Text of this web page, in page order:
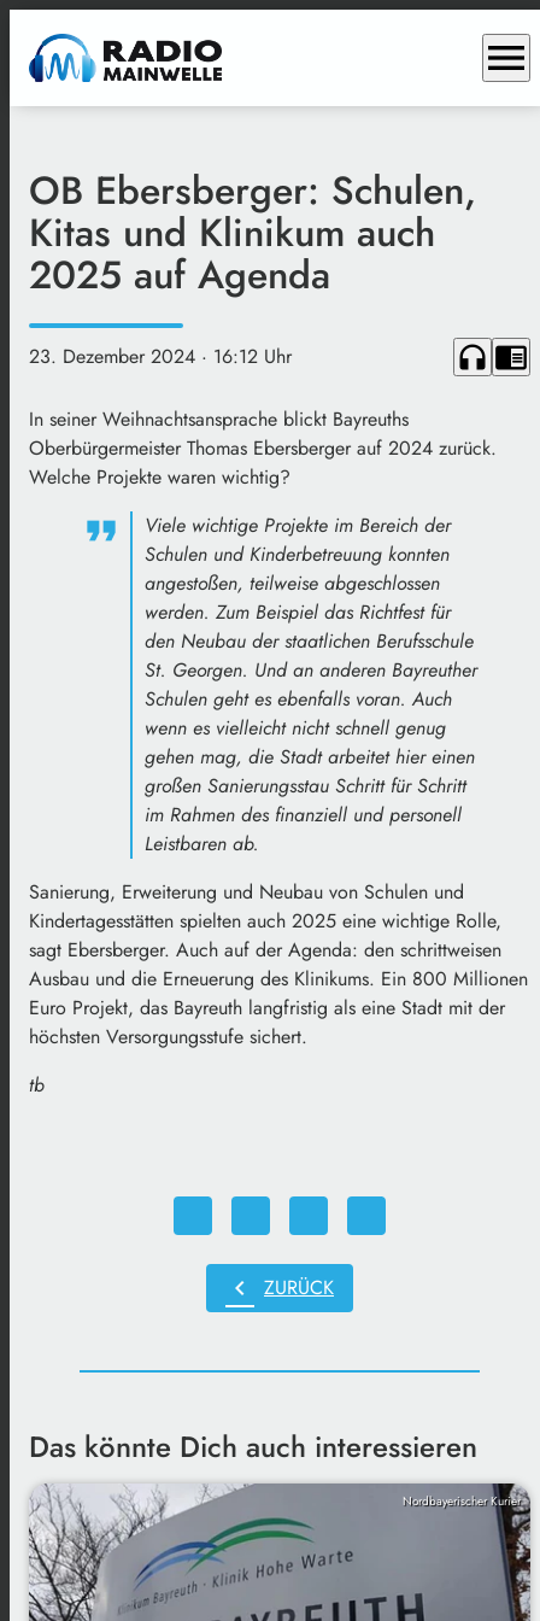
menu
OB Ebersberger: Schulen,
Kitas und Klinikum auch
2025 auf Agenda
23. Dezember 2024 · 16:12 Uhr headphones chrome_reader_mode
In seiner Weihnachtsansprache blickt Bayreuths
Oberbürgermeister Thomas Ebersberger auf 2024 zurück.
Welche Projekte waren wichtig?
Viele wichtige Projekte im Bereich der
Schulen und Kinderbetreuung konnten
angestoßen, teilweise abgeschlossen
werden. Zum Beispiel das Richtfest für
den Neubau der staatlichen Berufsschule
St. Georgen. Und an anderen Bayreuther
Schulen geht es ebenfalls voran. Auch
wenn es vielleicht nicht schnell genug
gehen mag, die Stadt arbeitet hier einen
großen Sanierungsstau Schritt für Schritt
im Rahmen des finanziell und personell
Leistbaren ab.
Sanierung, Erweiterung und Neubau von Schulen und
Kindertagesstätten spielten auch 2025 eine wichtige Rolle,
sagt Ebersberger. Auch auf der Agenda: den schrittweisen
Ausbau und die Erneuerung des Klinikums. Ein 800 Millionen
Euro Projekt, das Bayreuth langfristig als eine Stadt mit der
höchsten Versorgungsstufe sichert.
tb
chevron_left ZURÜCK
Das könnte Dich auch interessieren
Nordbayerischer Kurier